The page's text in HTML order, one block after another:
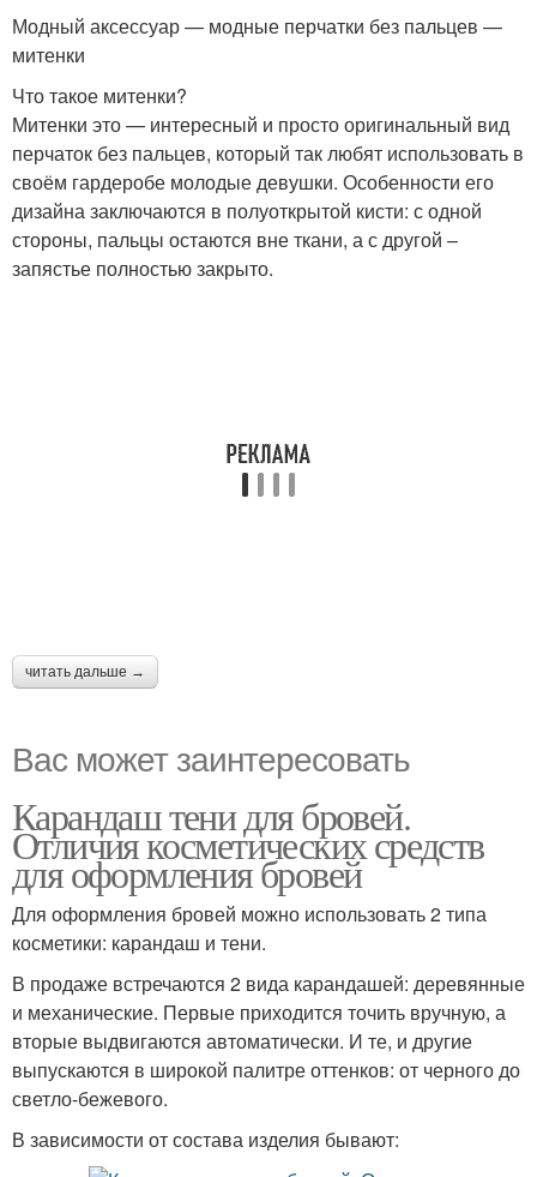
Модный аксессуар — модные перчатки без пальцев —
митенки
Что такое митенки?
Митенки это — интересный и просто оригинальный вид
перчаток без пальцев, который так любят использовать в
своём гардеробе молодые девушки. Особенности его
дизайна заключаются в полуоткрытой кисти: с одной
стороны, пальцы остаются вне ткани, а с другой –
запястье полностью закрыто.
читать дальше →
Вас может заинтересовать
Карандаш тени для бровей.
Отличия косметических средств
для оформления бровей
Для оформления бровей можно использовать 2 типа
косметики: карандаш и тени.
В продаже встречаются 2 вида карандашей: деревянные
и механические. Первые приходится точить вручную, а
вторые выдвигаются автоматически. И те, и другие
выпускаются в широкой палитре оттенков: от черного до
светло-бежевого.
В зависимости от состава изделия бывают: